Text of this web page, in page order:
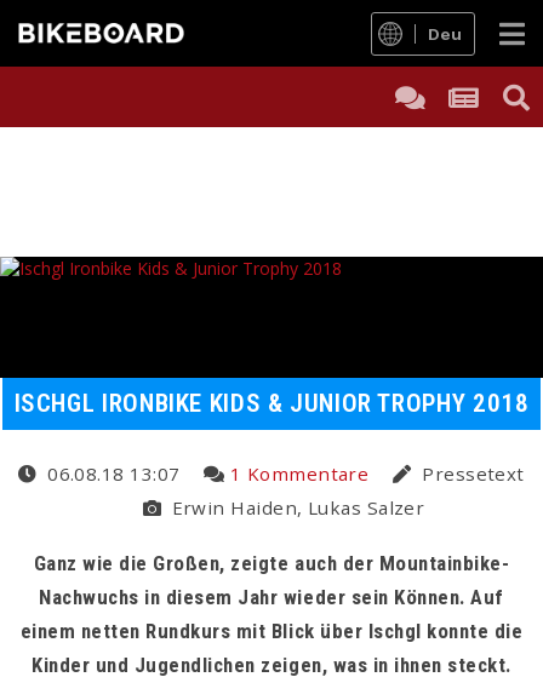
Deu
ISCHGL IRONBIKE KIDS & JUNIOR TROPHY 2018
06.08.18 13:07 1 Kommentare
Pressetext
Erwin Haiden, Lukas Salzer
Ganz wie die Großen, zeigte auch der Mountainbike-
Nachwuchs in diesem Jahr wieder sein Können. Auf
einem netten Rundkurs mit Blick über Ischgl konnte die
Kinder und Jugendlichen zeigen, was in ihnen steckt.